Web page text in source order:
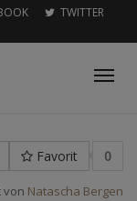
TWITTER
Favorit 0
von Natascha Bergen